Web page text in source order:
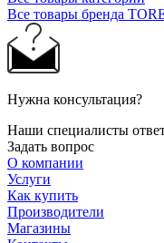
Все товары бренда
Нужна консультация?
Наши специалисты
Задать вопрос
О компании
Услуги
Как купить
Производители
Магазины